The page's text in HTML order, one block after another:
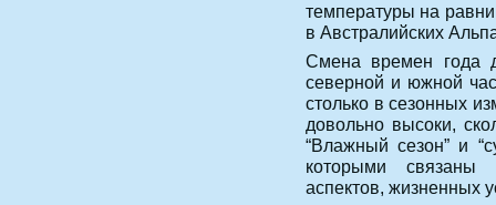
температуры на
в Австралийских
Смена времен года
северной и южной
столько в сезонных
довольно высоки,
“Влажный сезон” и
которыми связаны
аспектов, жизненных